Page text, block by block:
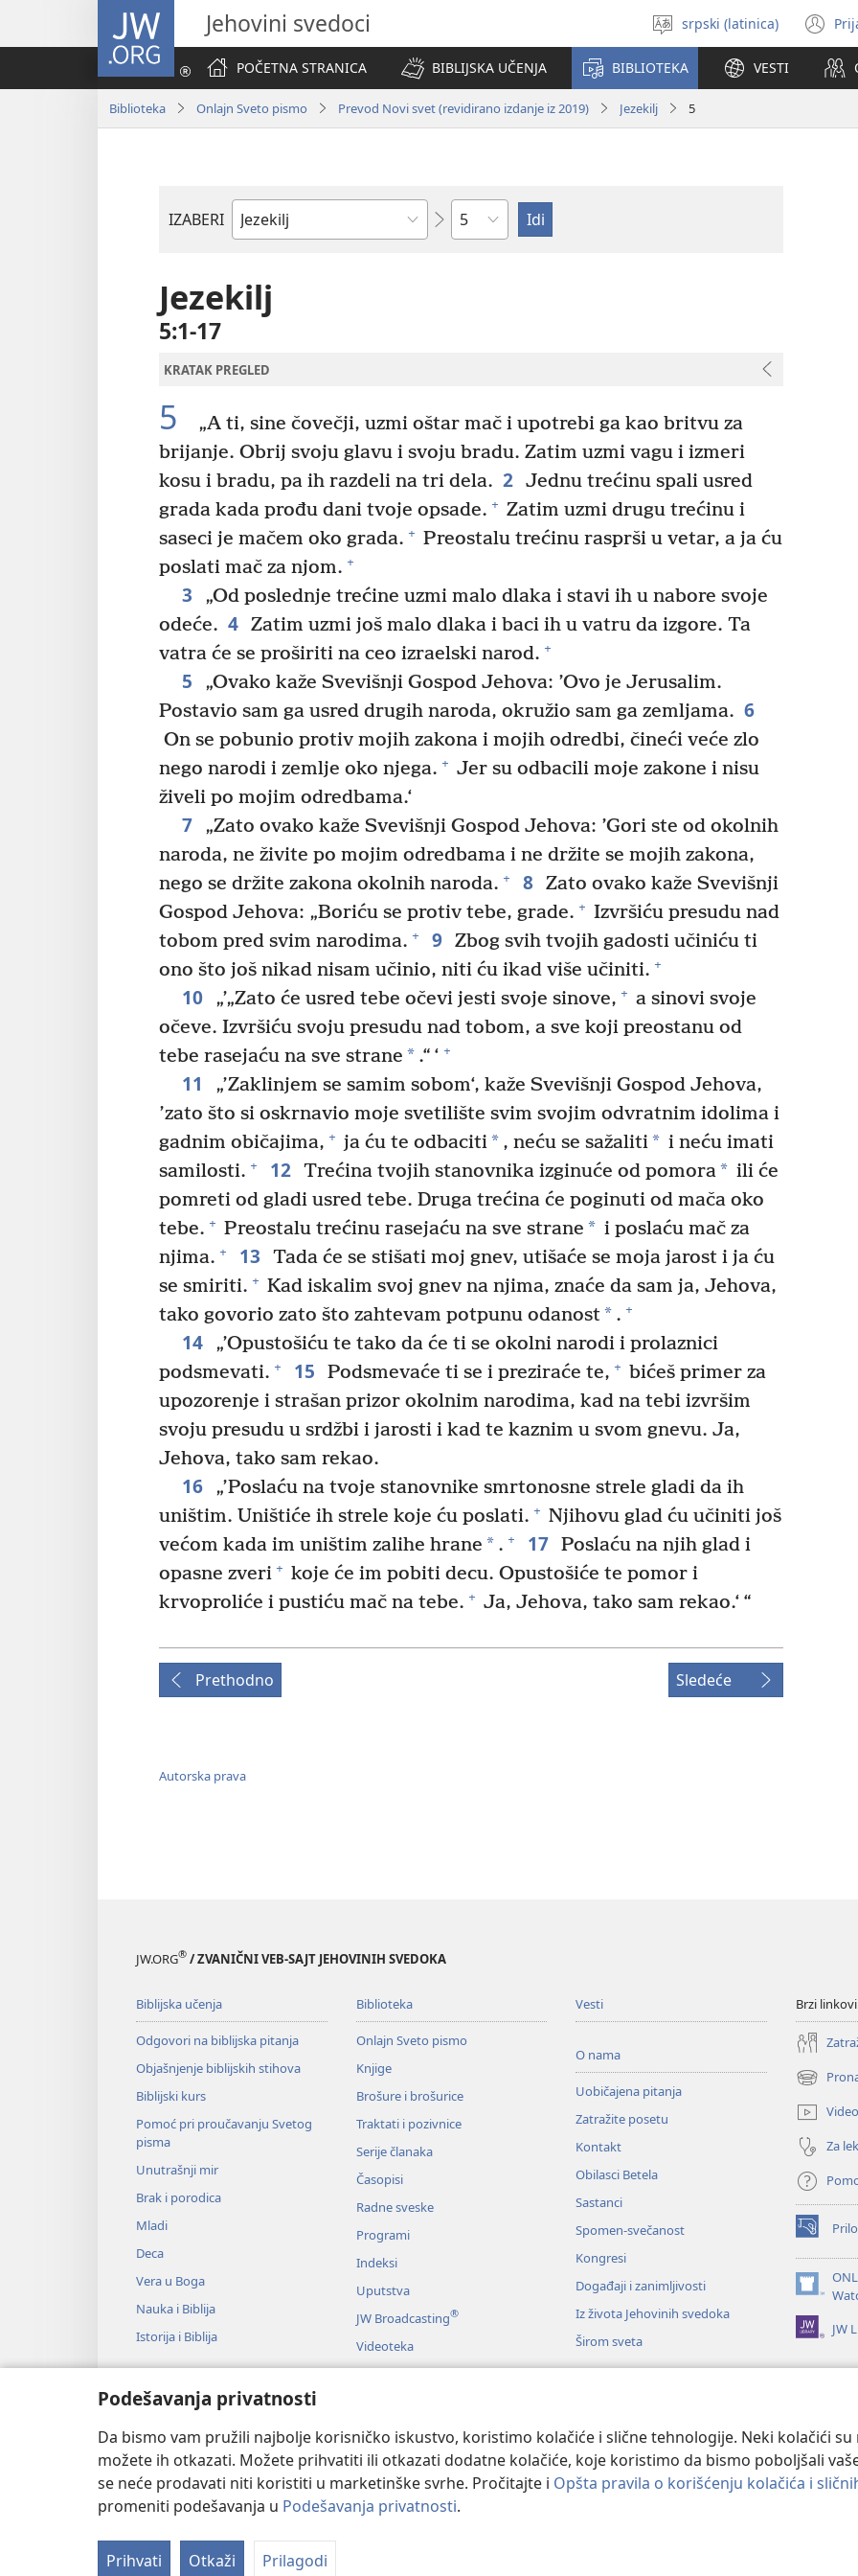
Podešavanja privatnosti
Da bismo vam pružili najbolje korisničko iskustvo, koristimo kolačiće i slične tehnologije. Neki kolačići
možete ih otkazati. Možete prihvatiti ili otkazati dodatne kolačiće, koje koristimo da bismo poboljšali
se neće prodavati niti koristiti u marketinške svrhe. Pročitajte i Opšta pravila o korišćenju kolačića i
promeniti podešavanja u Podešavanja privatnosti.
Prihvati Otkaži Prilagodi
JW.ORG Jehovini svedoci
Izaberi
jezik
srpski (latinica)
POČETNA STRANICA
BIBLIJSKA UČENJA BIBLIOTEKA VESTI
Biblioteka Onlajn Sveto pismo Prevod Novi svet (revidirano izdanje iz 2019) Jezekilj 5
IZABERI
Biblijska
Poglavlje
Jezekilj
5:1-17
KRATAK PREGLED
5
„A ti, sine čovečji, uzmi oštar mač i upotrebi ga kao britvu za
brijanje. Obrij svoju glavu i svoju bradu. Zatim uzmi vagu i izmeri
kosu i bradu, pa ih razdeli na tri dela. 2 Jednu trećinu spali usred
grada kada prođu dani tvoje opsade. + Zatim uzmi drugu trećinu i
saseci je mačem oko grada. + Preostalu trećinu rasprši u vetar, a ja ću
poslati mač za njom. +
3
„Od poslednje trećine uzmi malo dlaka i stavi ih u nabore svoje
odeće. 4 Zatim uzmi još malo dlaka i baci ih u vatru da izgore. Ta
vatra će se proširiti na ceo izraelski narod. +
5
„Ovako kaže Svevišnji Gospod Jehova: ’Ovo je Jerusalim.
Postavio sam ga usred drugih naroda, okružio sam ga zemljama. 6
On se pobunio protiv mojih zakona i mojih odredbi, čineći veće zlo
nego narodi i zemlje oko njega. + Jer su odbacili moje zakone i nisu
živeli po mojim odredbama.‘
7
„Zato ovako kaže Svevišnji Gospod Jehova: ’Gori ste od okolnih
naroda, ne živite po mojim odredbama i ne držite se mojih zakona,
nego se držite zakona okolnih naroda. + 8 Zato ovako kaže Svevišnji
Gospod Jehova: „Boriću se protiv tebe, grade. + Izvršiću presudu nad
tobom pred svim narodima. + 9 Zbog svih tvojih gadosti učiniću ti
ono što još nikad nisam učinio, niti ću ikad više učiniti. +
10 „’„Zato će usred tebe očevi jesti svoje sinove, + a sinovi svoje
očeve. Izvršiću svoju presudu nad tobom, a sve koji preostanu od
tebe rasejaću na sve strane * .“ ‘ +
11
„’Zaklinjem se samim sobom‘, kaže Svevišnji Gospod Jehova,
’zato što si oskrnavio moje svetilište svim svojim odvratnim idolima i
gadnim običajima, + ja ću te odbaciti* , neću se sažaliti* i neću imati
samilosti. + 12 Trećina tvojih stanovnika izginuće od pomora* ili će
pomreti od gladi usred tebe. Druga trećina će poginuti od mača oko
tebe. + Preostalu trećinu rasejaću na sve strane * i poslaću mač za
njima. + 13
Tada će se stišati moj gnev, utišaće se moja jarost i ja ću
se smiriti. + Kad iskalim svoj gnev na njima, znaće da sam ja, Jehova,
tako govorio zato što zahtevam potpunu odanost* . +
14
„’Opustošiću te tako da će ti se okolni narodi i prolaznici
podsmevati. + 15 Podsmevaće ti se i preziraće te, + bićeš primer za
upozorenje i strašan prizor okolnim narodima, kad na tebi izvršim
svoju presudu u srdžbi i jarosti i kad te kaznim u svom gnevu. Ja,
Jehova, tako sam rekao.
16
„’Poslaću na tvoje stanovnike smrtonosne strele gladi da ih
uništim. Uništiće ih strele koje ću poslati. + Njihovu glad ću učiniti još
većom kada im uništim zalihe hrane * . + 17 Poslaću na njih glad i
opasne zveri + koje će im pobiti decu. Opustošiće te pomor i
krvoproliće i pustiću mač na tebe. + Ja, Jehova, tako sam rekao.‘ “
Prethodno Sledeće
Autorska prava
JW.ORG® / ZVANIČNI VEB-SAJT JEHOVINIH SVEDOKA
Biblijska učenja
Odgovori na biblijska pitanja
Objašnjenje biblijskih stihova
Biblijski kurs
Pomoć pri proučavanju Svetog
pisma
Unutrašnji mir
Brak i porodica
Mladi
Deca
Vera u Boga
Nauka i Biblija
Istorija i Biblija
Biblioteka
Onlajn Sveto pismo
Knjige
Brošure i brošurice
Traktati i pozivnice
Serije članaka
Časopisi
Radne sveske
Programi
Indeksi
Uputstva
JW Broadcasting®
Videoteka
Muzika
Dramsko čitanje Svetog pisma
Vesti
O nama
Uobičajena pitanja
Zatražite posetu
Kontakt
Obilasci Betela
Sastanci
Spomen-svečanost
Kongresi
Događaji i zanimljivosti
Iz života Jehovinih svedoka
Širom sveta
Brzi linkovi
(otvara
novi
prozor)
Za
(otvara
novi
prozor)
(otvara
novi
prozor)JW
Copyright© 2026 Watch Tower Bible and Tract Society of Pennsylvania.